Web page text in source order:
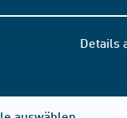
Details